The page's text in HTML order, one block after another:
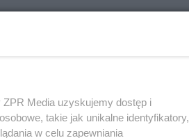
Media uzyskujemy dostęp i
takie jak unikalne identyfikatory,
w celu zapewniania